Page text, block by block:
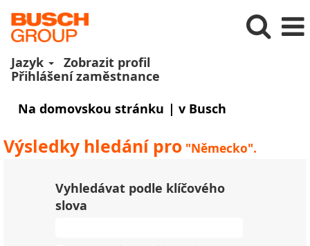
Jazyk
Zobrazit profil
Přihlášení zaměstnance
Na domovskou stránku | v Busch
Výsledky hledání pro "Německo".
Vyhledávat podle klíčového
slova